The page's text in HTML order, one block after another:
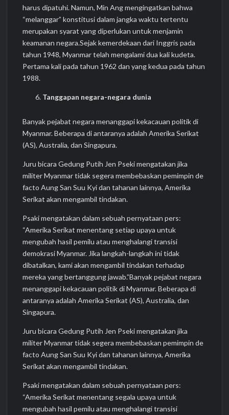
harus dipatuhi. Namun, Min Ang mengingatkan bahwa
“melanggar” konstitusi dalam jangka waktu tertentu
merupakan syarat yang diperlukan untuk menjamin
keamanan negara.Sejak kemerdekaan dari Inggris pada
tahun 1948, Myanmar telah mengalami dua kali kudeta.
Pertama kali pada tahun 1962 dan yang kedua pada tahun
1988.
Tanggapan negara-negara dunia
Banyak pejabat negara menanggapi kekacauan politik di
Myanmar. Beberapa di antaranya adalah Amerika Serikat
(AS), Australia, dan Singapura.
Juru bicara Gedung Putih Jen Pseki mengatakan jika
militer Myanmar tidak segera membebaskan pemimpin de
facto Aung San Suu Kyi dan tahanan lainnya, Amerika
Serikat akan mengambil tindakan.
Psaki mengatakan dalam sebuah pernyataan pers:
“Amerika Serikat menentang setiap upaya untuk
mengubah hasil pemilu atau menghalangi transisi
demokrasi Myanmar. Jika langkah-langkah ini tidak
dibatalkan, kami akan mengambil tindakan terhadap
mereka yang bertanggung jawab.”Banyak pejabat negara
menanggapi kekacauan politik di Myanmar. Beberapa di
antaranya adalah Amerika Serikat (AS), Australia, dan
Singapura.
Juru bicara Gedung Putih Jen Pseki mengatakan jika
militer Myanmar tidak segera membebaskan pemimpin de
facto Aung San Suu Kyi dan tahanan lainnya, Amerika
Serikat akan mengambil tindakan.
Psaki mengatakan dalam sebuah pernyataan pers:
“Amerika Serikat menentang segala upaya untuk
mengubah hasil pemilu atau menghalangi transisi